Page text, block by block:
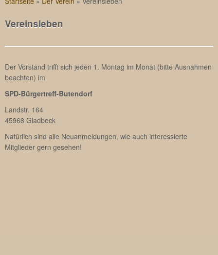
Vereinsleben
Der Vorstand trifft sich jeden 1. Montag im Monat (bitte Ausnahmen
beachten) im
SPD-Bürgertreff-Butendorf
Landstr. 164
45968 Gladbeck
Natürlich sind alle Neuanmeldungen, wie auch interessierte
Mitglieder gern gesehen!